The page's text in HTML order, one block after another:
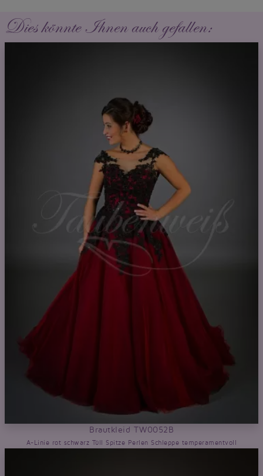
Dies könnte Ihnen auch gefallen:
Brautkleid TW0052B
A-Linie rot schwarz Tüll Spitze Perlen Schleppe temperamentvoll